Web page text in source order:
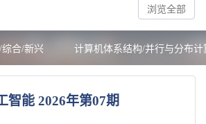
浏览全部
综合/新兴 计算机体系结构/并行与分布计
智能 2026年第07期